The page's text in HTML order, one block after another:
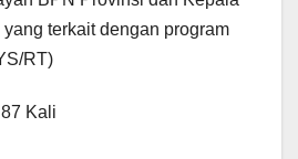
terkait dengan program
RT)
Kali